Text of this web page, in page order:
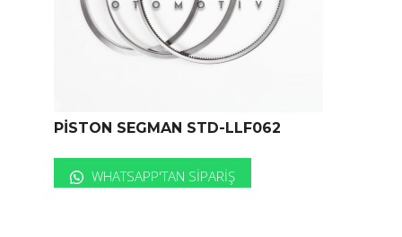
PİSTON SEGMAN STD-LLF062
WHATSAPP'TAN SIPARIŞ